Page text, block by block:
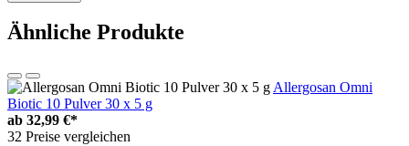
Ähnliche Produkte
Allergosan Omni
Biotic 10 Pulver 30 x 5 g
ab 32,99 €*
32 Preise vergleichen